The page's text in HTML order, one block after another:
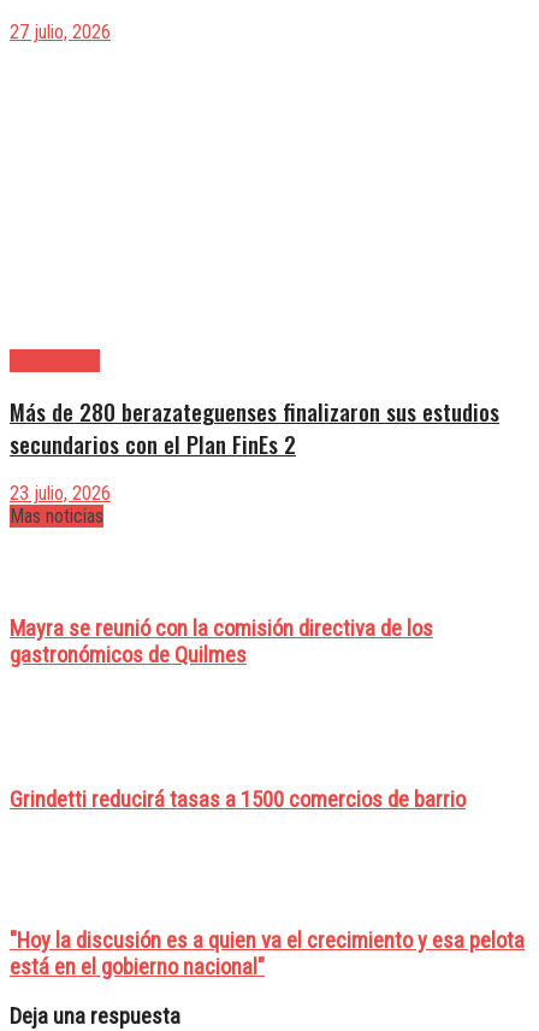
27 julio, 2026
Más de 280 berazateguenses finalizaron sus estudios
secundarios con el Plan FinEs 2
23 julio, 2026
Mas noticias
Mayra se reunió con la comisión directiva de los
gastronómicos de Quilmes
Grindetti reducirá tasas a 1500 comercios de barrio
"Hoy la discusión es a quien va el crecimiento y esa pelota
está en el gobierno nacional"
Deja una respuesta